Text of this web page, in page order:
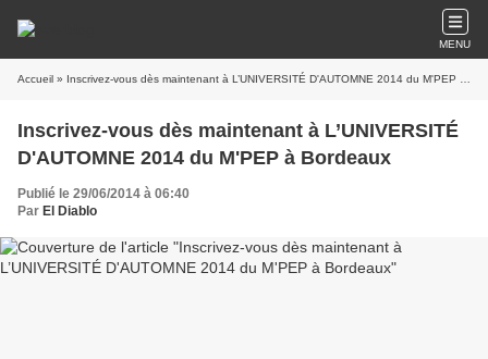
MENU
Accueil » Inscrivez-vous dès maintenant à L’UNIVERSITÉ D'AUTOMNE 2014 du M'PEP à Bordeaux
Inscrivez-vous dès maintenant à L’UNIVERSITÉ
D'AUTOMNE 2014 du M'PEP à Bordeaux
Publié le 29/06/2014 à 06:40
Par El Diablo